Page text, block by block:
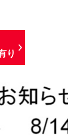
り